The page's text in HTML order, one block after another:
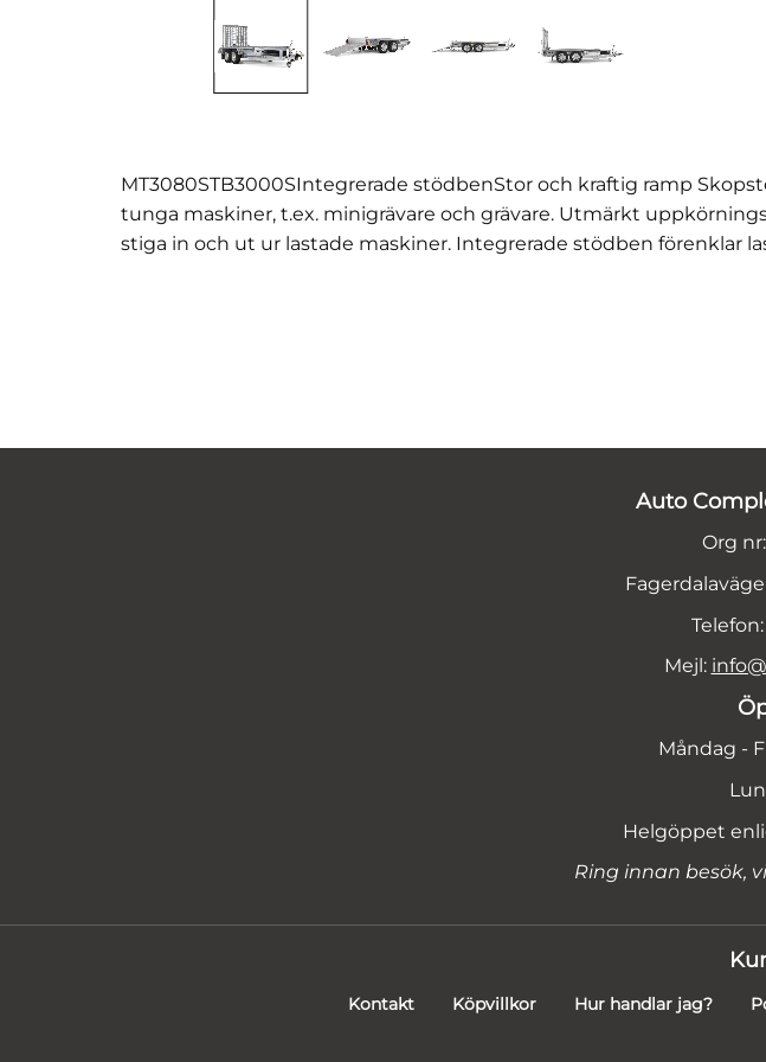
MT3080STB3000SIntegrerade stödbenStor och kraftig ramp
tunga maskiner, t.ex. minigrävare och grävare. Utmärkt
stiga in och ut ur lastade maskiner. Integrerade stödben förenklar
Auto
Org
Mejl:
Måndag -
Helgöppet
Ring innan besök,
Kontakt Köpvillkor Hur handlar jag?